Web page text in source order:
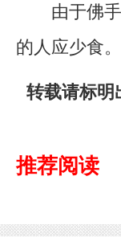
由于佛手
的人应少食。
转载请标
推荐阅读